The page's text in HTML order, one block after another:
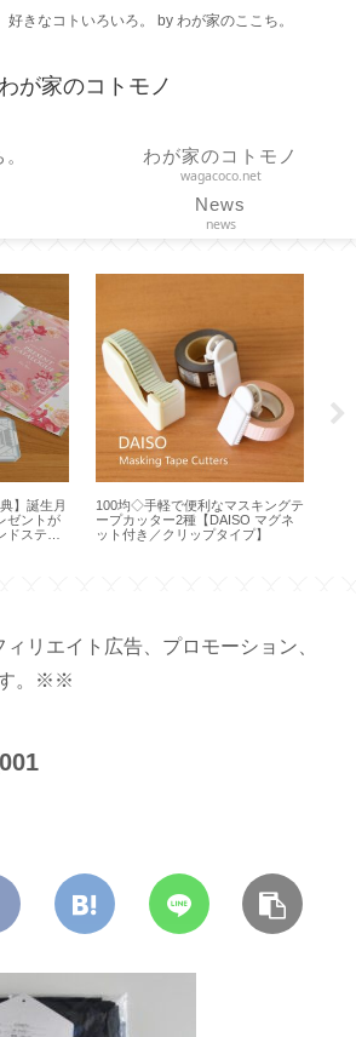
好きなコトいろいろ。 by わが家のここち。
が家のコトモノ
わが家のコトモノ
wagacoco.net
News
news
月
が
ー
100均◇手軽で便利なマスキングテ
ープカッター2種【DAISO マグネ
ット付き／クリップタイプ】
【DAISO
スタンプが
リエイト広告、プロモーション、
す。※※